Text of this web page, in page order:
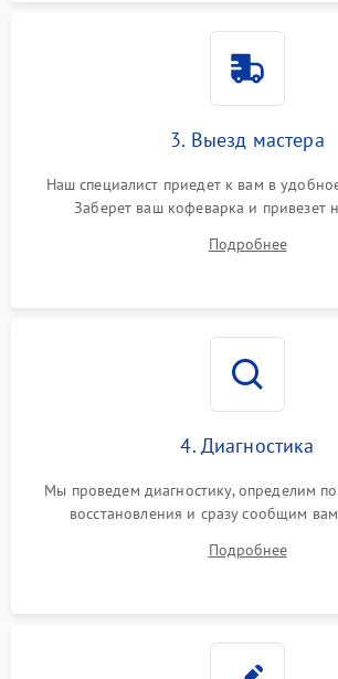
3. Выезд мастера
Наш специалист приедет к вам в
Заберет ваш кофеварка и привезет
Подробнее
4. Диагностика
Мы проведем диагностику, определим
восстановления и сразу сообщим
Подробнее